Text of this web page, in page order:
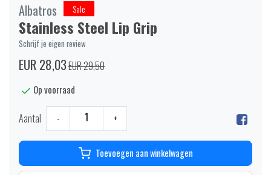
Albatros Sale
Stainless Steel Lip Grip
Schrijf je eigen review
EUR 28,03EUR 29,50
Op voorraad
Aantal - +
Toevoegen aan winkelwagen